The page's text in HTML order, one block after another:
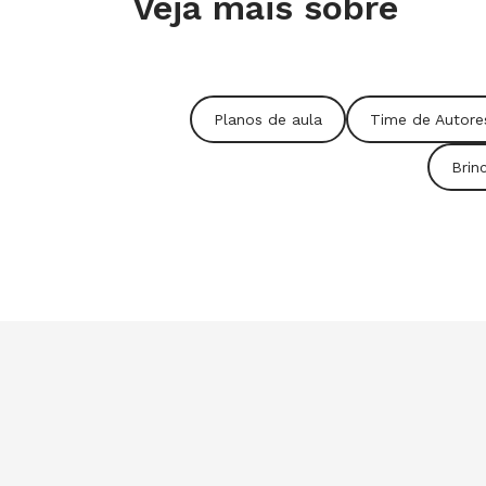
expectativa é que, em novembro,
Planos de aula Time de